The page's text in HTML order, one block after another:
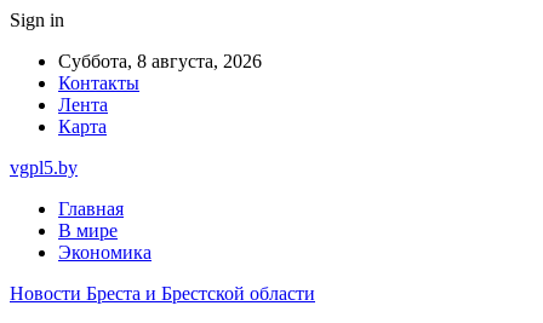
Sign in
Суббота, 8 августа, 2026
Контакты
Лента
Карта
vgpl5.by
Главная
В мире
Экономика
Новости Бреста и Брестской области